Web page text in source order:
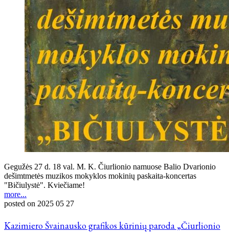
Gegužės 27 d. 18 val. M. K. Čiurlionio namuose Balio Dvarionio
dešimtmetės muzikos mokyklos mokinių paskaita-koncertas
"Bičiulystė". Kviečiame!
more...
posted on 2025 05 27
Kazimiero Švainausko grafikos kūrinių paroda „Čiurlionio